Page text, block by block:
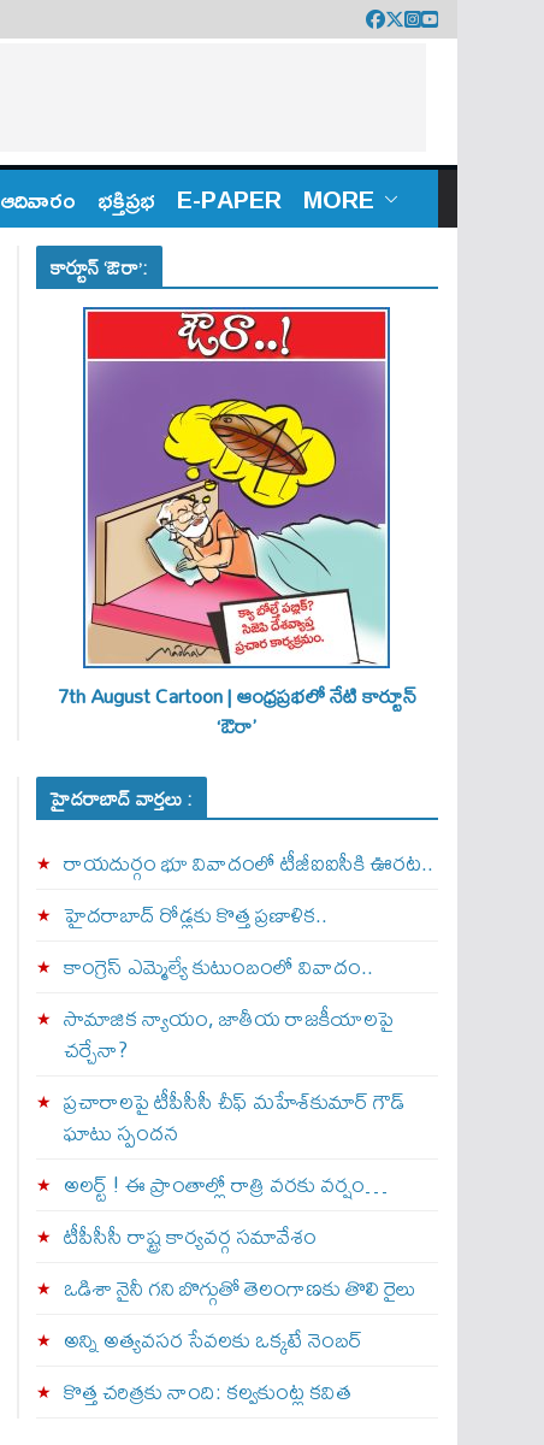
ఆదివారం భక్తిప్రభ E-PAPER MORE
కార్టూన్ ‘ఔరా’:
7th August Cartoon | ఆంధ్రప్రభలో నేటి కార్టూన్
‘ఔరా’
హైదరాబాద్ వార్తలు :
రాయదుర్గం భూ వివాదంలో టీజీఐఐసీకి ఊరట..
హైదరాబాద్ రోడ్లకు కొత్త ప్రణాళిక..
కాంగ్రెస్ ఎమ్మెల్యే కుటుంబంలో వివాదం..
సామాజిక న్యాయం, జాతీయ రాజకీయాలపై
చర్చేనా?
ప్రచారాలపై టీపీసీసీ చీఫ్ మహేశ్‌కుమార్ గౌడ్
ఘాటు స్పందన
అల‌ర్ట్ ! ఈ ప్రాంతాల్లో రాత్రి వరకు వర్షం…
టీపీసీసీ రాష్ట్ర కార్యవర్గ సమావేశం
ఒడిశా నైనీ గని బొగ్గుతో తెలంగాణకు తొలి రైలు
అన్ని అత్యవసర సేవలకు ఒక్క‌టే నెంబ‌ర్‌
కొత్త చరిత్రకు నాంది: క‌ల్వ‌కుంట్ల కవిత